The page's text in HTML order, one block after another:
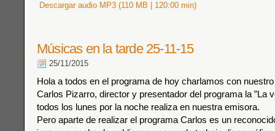
Descargar audio MP3 (110 MB | 120:00 min)
Músicas en la tarde 25-11-15
25/11/2015
Hola a todos en el programa de hoy charlamos con
Carlos Pizarro, director y presentador del programa la ”La
todos los lunes por la noche realiza en nuestra emisora.
Pero aparte de realizar el programa Carlos es un